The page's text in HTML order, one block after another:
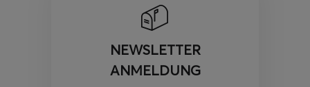
NEWSLETTER
ANMELDUNG